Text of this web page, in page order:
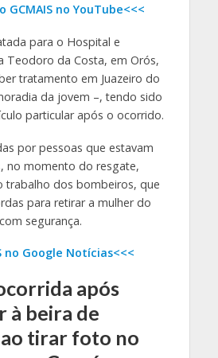
GCMAIS no YouTube<<<
para o Hospital e
Teodoro da Costa, em Orós,
tratamento em Juazeiro do
da jovem –, tendo sido
particular após o ocorrido.
por pessoas que estavam
no momento do resgate,
trabalho dos bombeiros, que
para retirar a mulher do
segurança.
no Google Notícias<<<
após
à beira de
tirar foto no